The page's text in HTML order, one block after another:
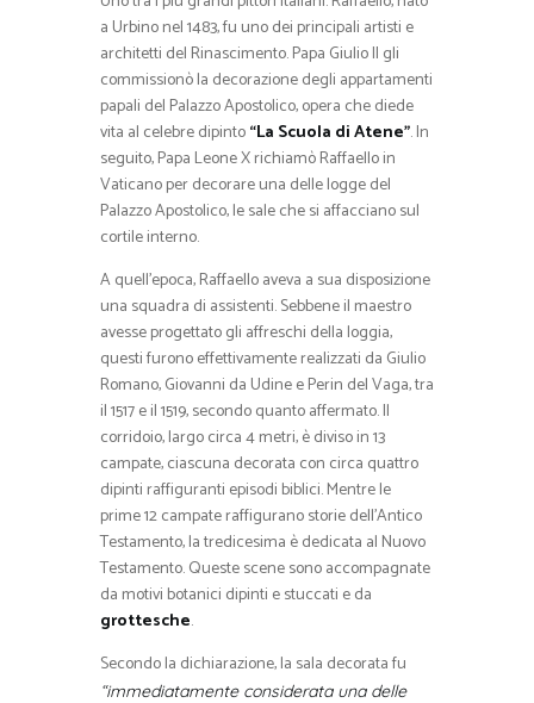
a Urbino nel 1483, fu uno dei principali artisti e
architetti del Rinascimento. Papa Giulio II gli
commissionò la decorazione degli appartamenti
papali del Palazzo Apostolico, opera che diede
vita al celebre dipinto“La Scuola di Atene”. In
seguito, Papa Leone X richiamò Raffaello in
Vaticano per decorare una delle logge del
Palazzo Apostolico, le sale che si affacciano sul
cortile interno.
A quell’epoca, Raffaello aveva a sua disposizione
una squadra di assistenti. Sebbene il maestro
avesse progettato gli affreschi della loggia,
questi furono effettivamente realizzati da Giulio
Romano, Giovanni da Udine e Perin del Vaga, tra
il 1517 e il 1519, secondo quanto affermato. Il
corridoio, largo circa 4 metri, è diviso in 13
campate, ciascuna decorata con circa quattro
dipinti raffiguranti episodi biblici. Mentre le
prime 12 campate raffigurano storie dell’Antico
Testamento, la tredicesima è dedicata al Nuovo
Testamento. Queste scene sono accompagnate
da motivi botanici dipinti e stuccati e da
grottesche.
Secondo la dichiarazione, la sala decorata fu
“immediatamente considerata una delle